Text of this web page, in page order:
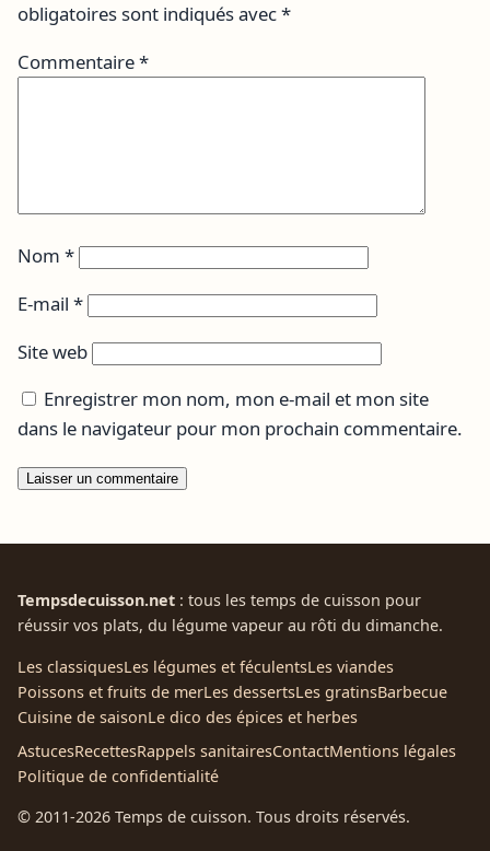
obligatoires sont indiqués avec*
Commentaire*
Nom *
E-mail *
Site web
Enregistrer mon nom, mon e-mail et mon site
dans le navigateur pour mon prochain commentaire.
Tempsdecuisson.net : tous les temps de cuisson pour
réussir vos plats, du légume vapeur au rôti du dimanche.
Les classiquesLes légumes et féculentsLes viandes
Poissons et fruits de merLes dessertsLes gratinsBarbecue
Cuisine de saisonLe dico des épices et herbes
AstucesRecettesRappels sanitairesContactMentions légales
Politique de confidentialité
© 2011-2026 Temps de cuisson. Tous droits réservés.